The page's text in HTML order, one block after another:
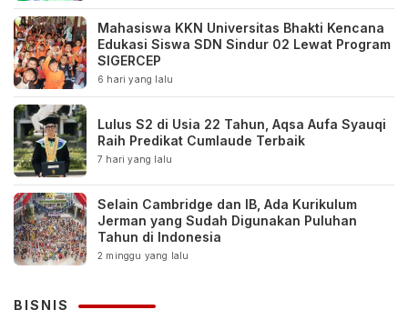
Mahasiswa KKN Universitas Bhakti Kencana
Edukasi Siswa SDN Sindur 02 Lewat Program
SIGERCEP
6 hari yang lalu
Lulus S2 di Usia 22 Tahun, Aqsa Aufa Syauqi
Raih Predikat Cumlaude Terbaik
7 hari yang lalu
Selain Cambridge dan IB, Ada Kurikulum
Jerman yang Sudah Digunakan Puluhan
Tahun di Indonesia
2 minggu yang lalu
BISNIS